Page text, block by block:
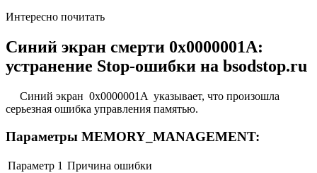
Интересно почитать
Синий экран смерти 0x0000001A:
устранение Stop-ошибки на bsodstop.ru
Синий экран 0x0000001A указывает, что произошла
серьезная ошибка управления памятью.
Параметры MEMORY_MANAGEMENT:
Параметр 1 Причина ошибки